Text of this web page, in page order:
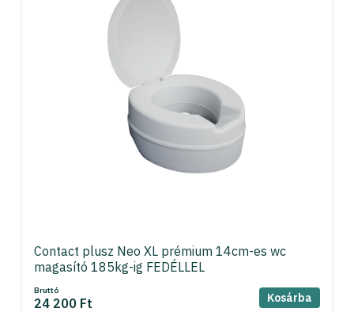
Contact plusz Neo XL prémium 14cm-es wc
magasító 185kg-ig FEDÉLLEL
Bruttó
24 200 Ft Kosárba